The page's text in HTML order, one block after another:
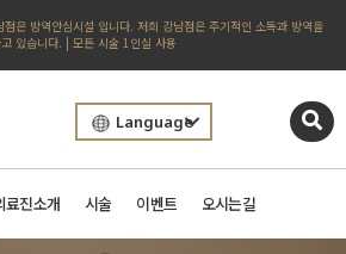
은 방역안심시설 입니다. 저희 강남점은 주기적인 소독과 방역을
있습니다. | 모든 시술 1인실 사용
Language
료진소개 시술 이벤트 오시는길